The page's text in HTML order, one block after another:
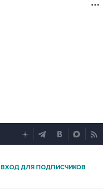
ВХОД ДЛЯ ПОДПИСЧИКОВ